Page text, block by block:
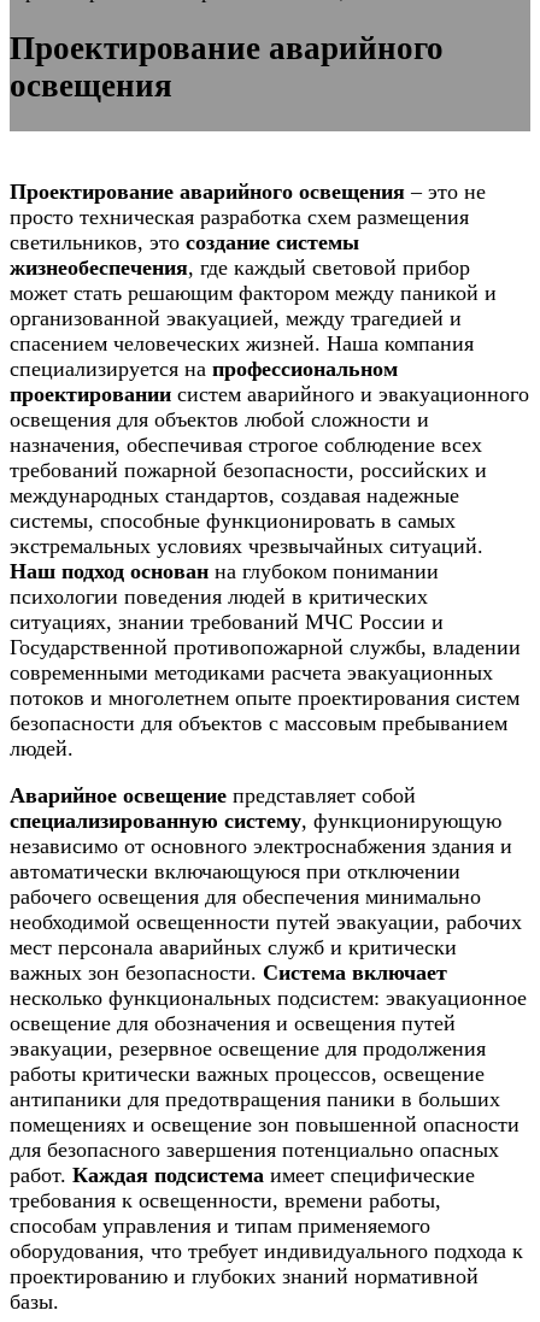
Проектирование аварийного
освещения
Проектирование аварийного освещения – это не
просто техническая разработка схем размещения
светильников, это создание системы
жизнеобеспечения, где каждый световой прибор
может стать решающим фактором между паникой и
организованной эвакуацией, между трагедией и
спасением человеческих жизней. Наша компания
специализируется на профессиональном
проектировании систем аварийного и эвакуационного
освещения для объектов любой сложности и
назначения, обеспечивая строгое соблюдение всех
требований пожарной безопасности, российских и
международных стандартов, создавая надежные
системы, способные функционировать в самых
экстремальных условиях чрезвычайных ситуаций.
Наш подход основан на глубоком понимании
психологии поведения людей в критических
ситуациях, знании требований МЧС России и
Государственной противопожарной службы, владении
современными методиками расчета эвакуационных
потоков и многолетнем опыте проектирования систем
безопасности для объектов с массовым пребыванием
людей.
Аварийное освещение представляет собой
специализированную систему, функционирующую
независимо от основного электроснабжения здания и
автоматически включающуюся при отключении
рабочего освещения для обеспечения минимально
необходимой освещенности путей эвакуации, рабочих
мест персонала аварийных служб и критически
важных зон безопасности. Система включает
несколько функциональных подсистем: эвакуационное
освещение для обозначения и освещения путей
эвакуации, резервное освещение для продолжения
работы критически важных процессов, освещение
антипаники для предотвращения паники в больших
помещениях и освещение зон повышенной опасности
для безопасного завершения потенциально опасных
работ. Каждая подсистема имеет специфические
требования к освещенности, времени работы,
способам управления и типам применяемого
оборудования, что требует индивидуального подхода к
проектированию и глубоких знаний нормативной
базы.